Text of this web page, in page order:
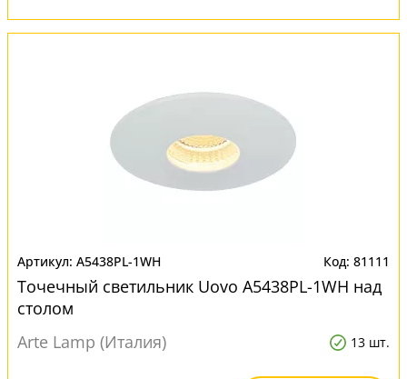
A5438PL-1WH 81111
Точечный светильник Uovo A5438PL-1WH над
столом
Arte Lamp (Италия)
13 шт.